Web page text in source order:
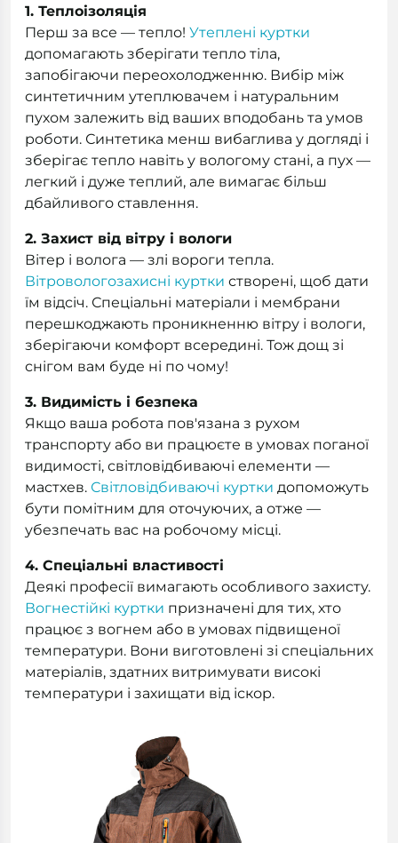
1. Теплоізоляція
Перш за все — тепло! Утеплені куртки
допомагають зберігати тепло тіла,
запобігаючи переохолодженню. Вибір між
синтетичним утеплювачем і натуральним
пухом залежить від ваших вподобань та умов
роботи. Синтетика менш вибаглива у догляді і
зберігає тепло навіть у вологому стані, а пух —
легкий і дуже теплий, але вимагає більш
дбайливого ставлення.
2. Захист від вітру і вологи
Вітер і волога — злі вороги тепла.
Вітровологозахисні куртки створені, щоб дати
їм відсіч. Спеціальні матеріали і мембрани
перешкоджають проникненню вітру і вологи,
зберігаючи комфорт всередині. Тож дощ зі
снігом вам буде ні по чому!
3. Видимість і безпека
Якщо ваша робота пов'язана з рухом
транспорту або ви працюєте в умовах поганої
видимості, світловідбиваючі елементи —
мастхев. Світловідбиваючі куртки допоможуть
бути помітним для оточуючих, а отже —
убезпечать вас на робочому місці.
4. Спеціальні властивості
Деякі професії вимагають особливого захисту.
Вогнестійкі куртки призначені для тих, хто
працює з вогнем або в умовах підвищеної
температури. Вони виготовлені зі спеціальних
матеріалів, здатних витримувати високі
температури і захищати від іскор.